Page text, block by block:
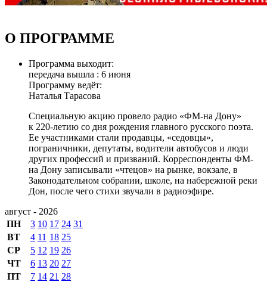
О ПРОГРАММЕ
Программа выходит:
передача вышла : 6 июня
Программу ведёт:
Наталья Тарасова
Специальную акцию провело радио «ФМ-на Дону»
к 220-летию со дня рождения главного русского поэта.
Ее участниками стали продавцы, «седовцы»,
пограничники, депутаты, водители автобусов и люди
других профессий и призваний. Корреспонденты ФМ-
на Дону записывали «чтецов» на рынке, вокзале, в
Законодательном собрании, школе, на набережной реки
Дон, после чего стихи звучали в радиоэфире.
август - 2026
ПН
3 10 17 24 31
ВТ
4 11 18 25
СР
5 12 19 26
ЧТ
6 13 20 27
ПТ
7 14 21 28